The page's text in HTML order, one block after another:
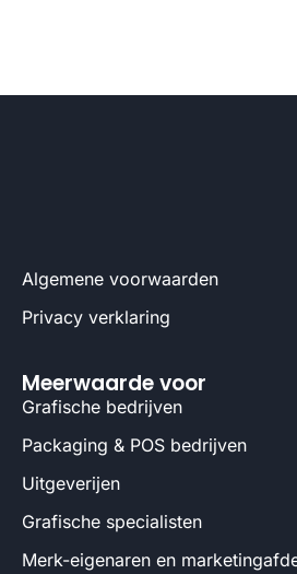
Algemene voorwaarden
Privacy verklaring
Meerwaarde voor
Grafische bedrijven
Packaging & POS bedrijven
Uitgeverijen
Grafische specialisten
Merk-eigenaren en